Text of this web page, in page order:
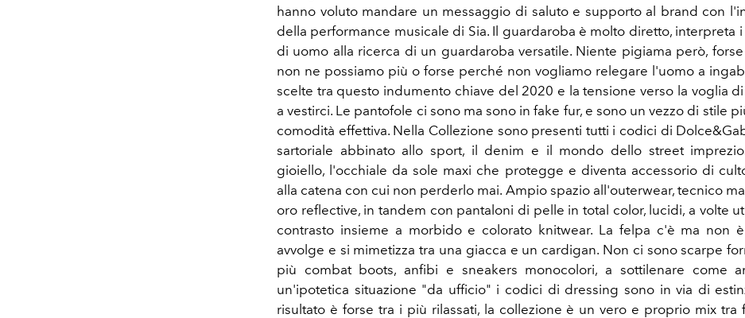
hanno voluto mandare un messaggio di saluto e supporto al brand con
della performance musicale di Sia. Il guardaroba è molto diretto, interpreta
di uomo alla ricerca di un guardaroba versatile. Niente pigiama però,
non ne possiamo più o forse perché non vogliamo relegare l'uomo a
scelte tra questo indumento chiave del 2020 e la tensione verso la voglia
a vestirci. Le pantofole ci sono ma sono in fake fur, e sono un vezzo di stile
comodità effettiva. Nella Collezione sono presenti tutti i codici di
sartoriale abbinato allo sport, il denim e il mondo dello street
gioiello, l'occhiale da sole maxi che protegge e diventa accessorio di
alla catena con cui non perderlo mai. Ampio spazio all'outerwear, tecnico
oro reflective, in tandem con pantaloni di pelle in total color, lucidi, a volte
contrasto insieme a morbido e colorato knitwear. La felpa c'è ma non
avvolge e si mimetizza tra una giacca e un cardigan. Non ci sono scarpe
più combat boots, anfibi e sneakers monocolori, a sottilenare come
un'ipotetica situazione "da ufficio" i codici di dressing sono in via di
risultato è forse tra i più rilassati, la collezione è un vero e proprio mix tra